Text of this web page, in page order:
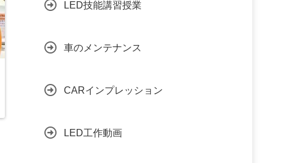
LED技能講習授業
車のメンテナンス
CARインプレッション
LED工作動画